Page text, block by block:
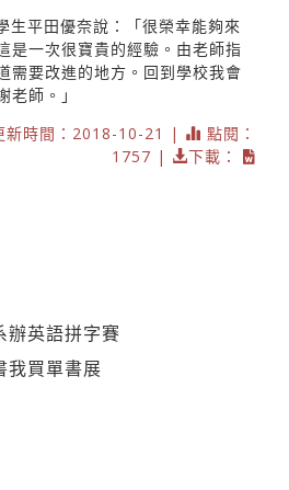
生平田優奈說：「很榮幸能夠來
是一次很寶貴的經驗。由老師指
需要改進的地方。回到學校我會
師。」
新時間：2018-10-21 |
點閱：
1757 |
下載：
辦英語拼字賽
我買單書展